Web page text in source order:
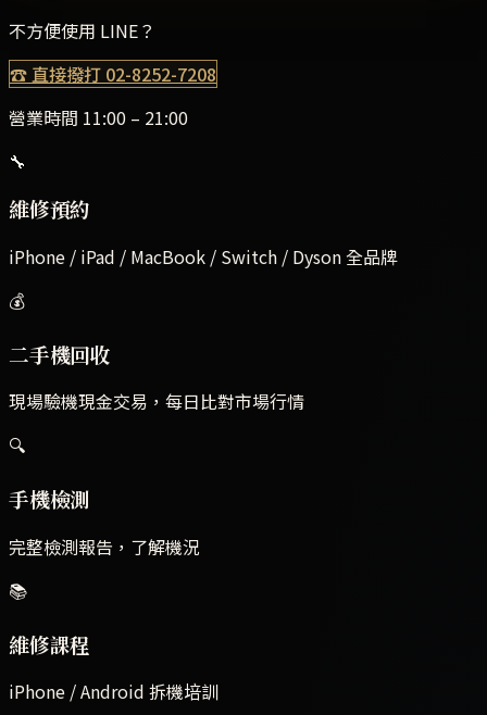
不方便使用 LINE？
☎ 直接撥打 02-8252-7208
營業時間 11:00 – 21:00
🔧
維修預約
iPhone / iPad / MacBook / Switch / Dyson 全品牌
💰
二手機回收
現場驗機現金交易，每日比對市場行情
🔍
手機檢測
完整檢測報告，了解機況
📚
維修課程
iPhone / Android 拆機培訓